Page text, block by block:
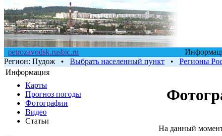
petrozavodsk.rusbic.ru
Регион: Пудож • Выбрать населенный пункт • Регионы
Информация
Карты
Прогноз погоды
Фотографии
Видео
Статьи
На данный